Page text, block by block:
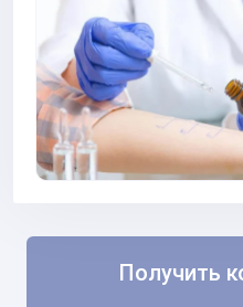
Получить